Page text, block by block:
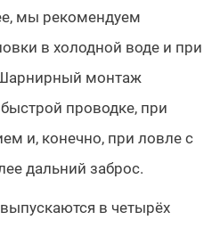
мы рекомендуем
в холодной воде и при
монтаж
проводке, при
и, конечно, при ловле с
дальний заброс.
выпускаются в четырёх